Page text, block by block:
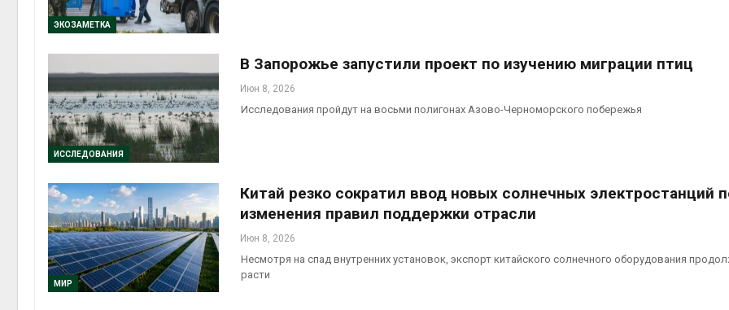
ЭКОЗАМЕТКА
ИССЛЕДОВАНИЯ
В Запорожье запустили проект по изучению миграции птиц
Июн 8, 2026
Исследования пройдут на восьми полигонах Азово-Черноморского побережья
МИР
Китай резко сократил ввод новых солнечных электростанций
изменения правил поддержки отрасли
Июн 8, 2026
Несмотря на спад внутренних установок, экспорт китайского солнечного оборудования
расти